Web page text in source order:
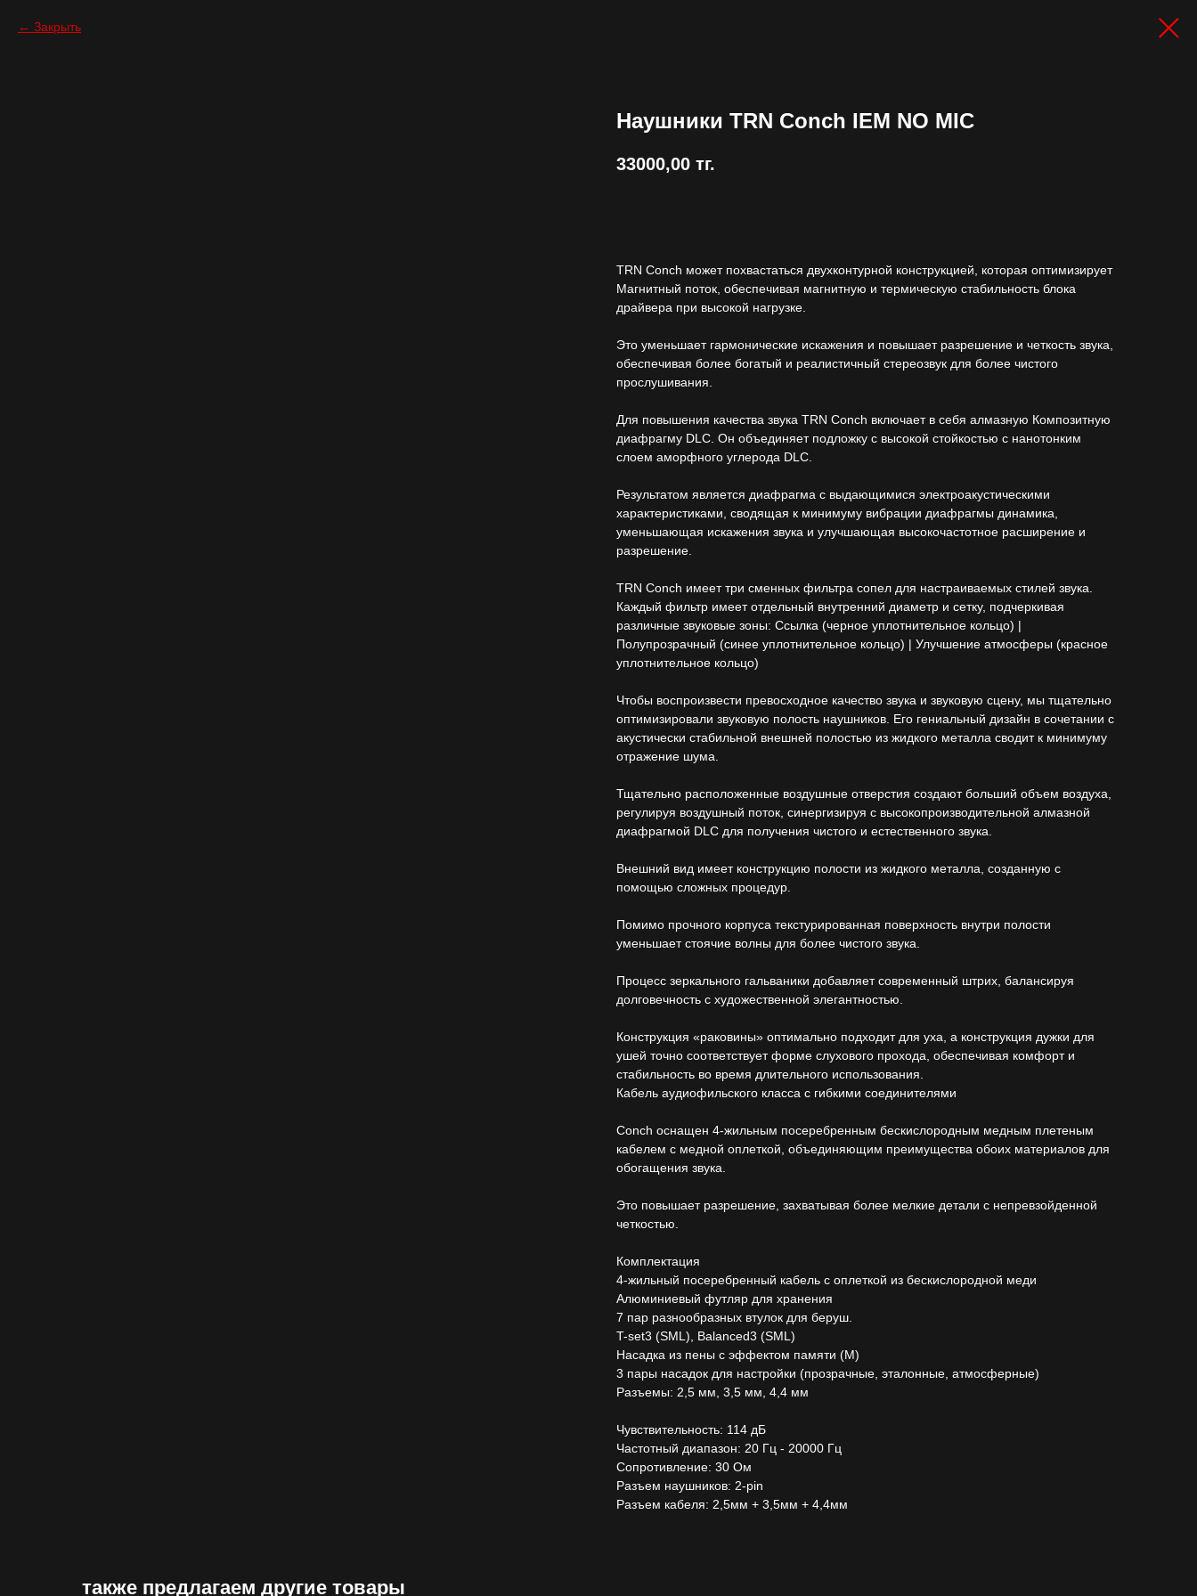
Закрыть
Наушники TRN Conch IEM NO MIC
33000,00 тг.
TRN Conch может похвастаться двухконтурной конструкцией, которая оптимизирует
Магнитный поток, обеспечивая магнитную и термическую стабильность блока
драйвера при высокой нагрузке.
Это уменьшает гармонические искажения и повышает разрешение и четкость звука,
обеспечивая более богатый и реалистичный стереозвук для более чистого
прослушивания.
Для повышения качества звука TRN Conch включает в себя алмазную Композитную
диафрагму DLC. Он объединяет подложку с высокой стойкостью с нанотонким
слоем аморфного углерода DLC.
Результатом является диафрагма с выдающимися электроакустическими
характеристиками, сводящая к минимуму вибрации диафрагмы динамика,
уменьшающая искажения звука и улучшающая высокочастотное расширение и
разрешение.
TRN Conch имеет три сменных фильтра сопел для настраиваемых стилей звука.
Каждый фильтр имеет отдельный внутренний диаметр и сетку, подчеркивая
различные звуковые зоны: Ссылка (черное уплотнительное кольцо) |
Полупрозрачный (синее уплотнительное кольцо) | Улучшение атмосферы (красное
уплотнительное кольцо)
Чтобы воспроизвести превосходное качество звука и звуковую сцену, мы тщательно
оптимизировали звуковую полость наушников. Его гениальный дизайн в сочетании с
акустически стабильной внешней полостью из жидкого металла сводит к минимуму
отражение шума.
Тщательно расположенные воздушные отверстия создают больший объем воздуха,
регулируя воздушный поток, синергизируя с высокопроизводительной алмазной
диафрагмой DLC для получения чистого и естественного звука.
Внешний вид имеет конструкцию полости из жидкого металла, созданную с
помощью сложных процедур.
Помимо прочного корпуса текстурированная поверхность внутри полости
уменьшает стоячие волны для более чистого звука.
Процесс зеркального гальваники добавляет современный штрих, балансируя
долговечность с художественной элегантностью.
Конструкция «раковины» оптимально подходит для уха, а конструкция дужки для
ушей точно соответствует форме слухового прохода, обеспечивая комфорт и
стабильность во время длительного использования.
Кабель аудиофильского класса с гибкими соединителями
Conch оснащен 4-жильным посеребренным бескислородным медным плетеным
кабелем с медной оплеткой, объединяющим преимущества обоих материалов для
обогащения звука.
Это повышает разрешение, захватывая более мелкие детали с непревзойденной
четкостью.
Комплектация
4-жильный посеребренный кабель с оплеткой из бескислородной меди
Алюминиевый футляр для хранения
7 пар разнообразных втулок для беруш.
T-set3 (SML), Balanced3 (SML)
Насадка из пены с эффектом памяти (М)
3 пары насадок для настройки (прозрачные, эталонные, атмосферные)
Разъемы: 2,5 мм, 3,5 мм, 4,4 мм
Чувствительность: 114 дБ
Частотный диапазон: 20 Гц - 20000 Гц
Сопротивление: 30 Ом
Разъем наушников: 2-pin
Разъем кабеля: 2,5мм + 3,5мм + 4,4мм
также предлагаем другие товары